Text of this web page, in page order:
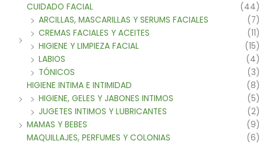
CUIDADO FACIAL
(44)
ARCILLAS, MASCARILLAS Y SERUMS FACIALES
(7)
CREMAS FACIALES Y ACEITES
(11)
HIGIENE Y LIMPIEZA FACIAL
(15)
LABIOS
(4)
TÓNICOS
(3)
HIGIENE INTIMA E INTIMIDAD
(8)
HIGIENE, GELES Y JABONES INTIMOS
(5)
JUGETES INTIMOS Y LUBRICANTES
(2)
MAMAS Y BEBES
(9)
MAQUILLAJES, PERFUMES Y COLONIAS
(6)